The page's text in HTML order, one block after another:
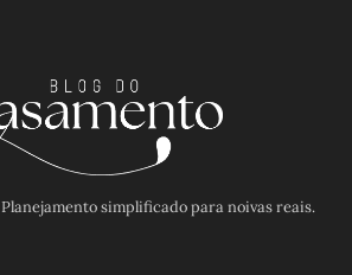
Planejamento simplificado para noivas reais.